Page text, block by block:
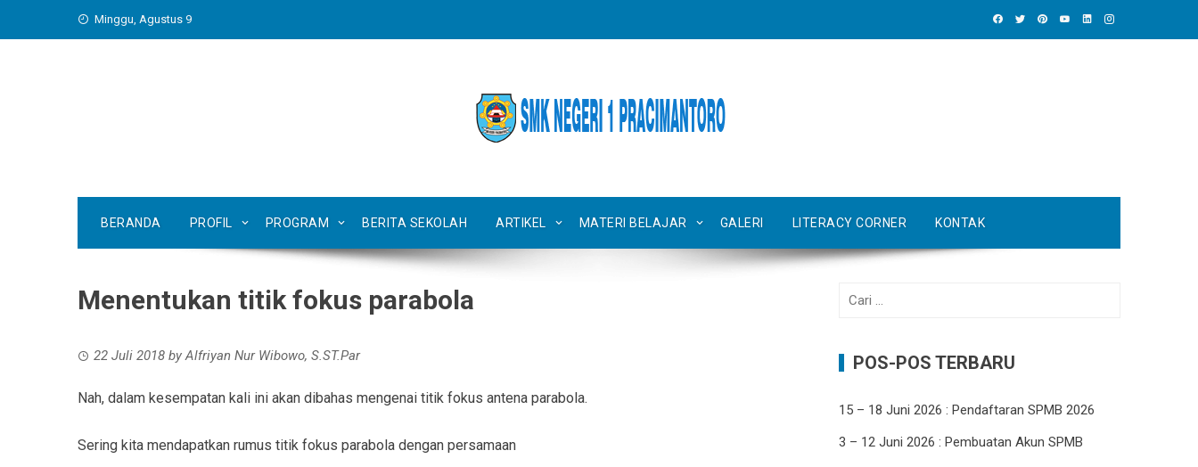
Minggu, Agustus 9
BERANDA PROFIL PROGRAM BERITA SEKOLAH ARTIKEL MATERI BELAJAR GALERI LITERACY CORNER KONTAK
Menentukan titik fokus parabola
22 Juli 2018 byAlfriyan Nur Wibowo, S.ST.Par
Nah, dalam kesempatan kali ini akan dibahas mengenai titik fokus antena parabola.
Sering kita mendapatkan rumus titik fokus parabola dengan persamaan
Cari
POS-POS TERBARU
15 – 18 Juni 2026 : Pendaftaran SPMB 2026
3 – 12 Juni 2026 : Pembuatan Akun SPMB